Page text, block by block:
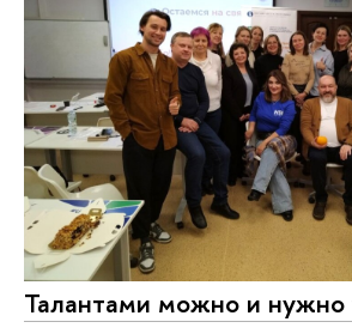
Талантами можно и нужно